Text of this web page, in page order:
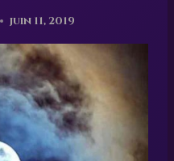
juin 11, 2019